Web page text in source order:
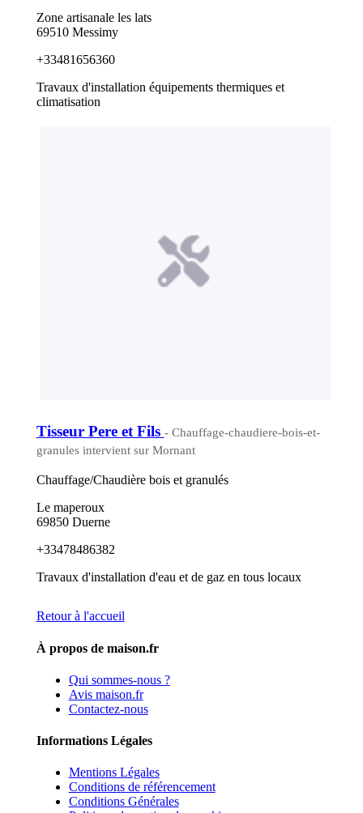
Zone artisanale les lats
69510 Messimy
+33481656360
Travaux d'installation équipements thermiques et
climatisation
Tisseur Pere et Fils - Chauffage-chaudiere-bois-et-
granules intervient sur Mornant
Chauffage/Chaudière bois et granulés
Le maperoux
69850 Duerne
+33478486382
Travaux d'installation d'eau et de gaz en tous locaux
Retour à l'accueil
À propos de maison.fr
Qui sommes-nous ?
Avis maison.fr
Contactez-nous
Informations Légales
Mentions Légales
Conditions de référencement
Conditions Générales